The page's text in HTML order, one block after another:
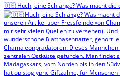
🇩🇪 Huch, eine Schlange? Was macht die